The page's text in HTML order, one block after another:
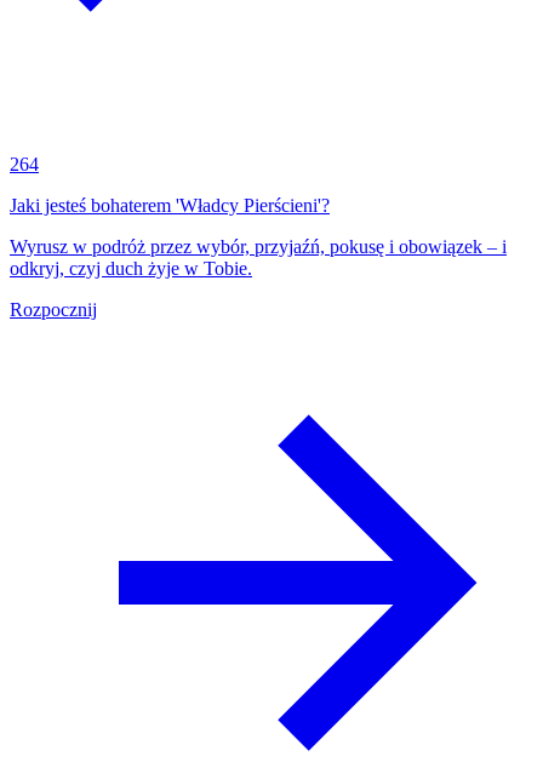
264
Jaki jesteś bohaterem 'Władcy Pierścieni'?
Wyrusz w podróż przez wybór, przyjaźń, pokusę i obowiązek – i
odkryj, czyj duch żyje w Tobie.
Rozpocznij